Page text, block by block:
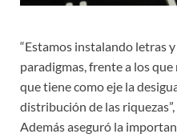
“Estamos instalando letras
paradigmas, frente a los
que tiene como eje la
distribución de las
Además aseguró la